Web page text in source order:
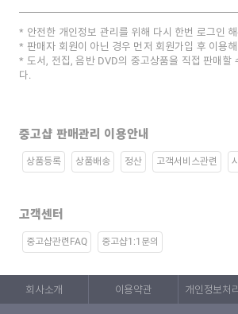
안전한 개인정보 관리를 위해 다시 한번 로그인
판매자 회원이 아닌 경우 먼저 회원가입 후 이용
도서, 전집, 음반 DVD의 중고상품을 직접 판매할
다.
중고샵 판매관리 이용안내
상품등록 상품배송 정산 고객서비스관련
고객센터
중고샵관련FAQ 중고샵1:1문의
회사소개 이용약관 개인정보처